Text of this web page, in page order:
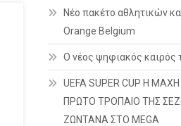
Νέο πακέτο αθλητικών
Orange Belgium
Ο νέος ψηφιακός καιρός
UEFA SUPER CUP Η
ΠΡΩΤΟ ΤΡΟΠΑΙΟ ΤΗΣ
ΖΩΝΤΑΝΑ ΣΤΟ MEGA